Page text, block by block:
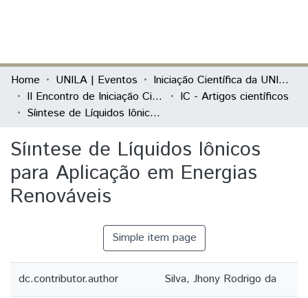
Communities & Collections
All of DSpace
Home UNILA | Eventos
Iniciação Científica da UNILA (IC)
II Encontro de Iniciação Científica da Unila "Resultados em debate"
IC - Artigos científicos
Síıntese de Líquidos Iônicos para Aplicação em Energias Renováveis
Síıntese de Líquidos Iônicos
para Aplicação em Energias
Renováveis
Simple item page
dc.contributor.author Silva, Jhony Rodrigo da